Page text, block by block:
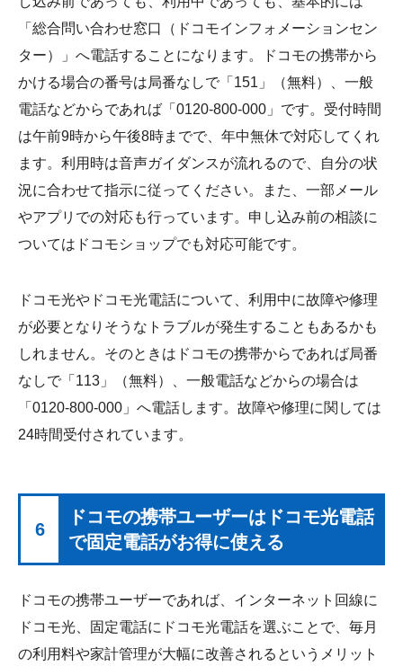
「総合問い合わせ窓口（ドコモインフォメーションセン
ター）」へ電話することになります。ドコモの携帯から
かける場合の番号は局番なしで「151」（無料）、一般
電話などからであれば「0120-800-000」です。受付時間
は午前9時から午後8時までで、年中無休で対応してくれ
ます。利用時は音声ガイダンスが流れるので、自分の状
況に合わせて指示に従ってください。また、一部メール
やアプリでの対応も行っています。申し込み前の相談に
ついてはドコモショップでも対応可能です。
ドコモ光やドコモ光電話について、利用中に故障や修理
が必要となりそうなトラブルが発生することもあるかも
しれません。そのときはドコモの携帯からであれば局番
なしで「113」（無料）、一般電話などからの場合は
「0120-800-000」へ電話します。故障や修理に関しては
24時間受付されています。
6
ドコモの携帯ユーザーはドコモ光電話
で固定電話がお得に使える
ドコモの携帯ユーザーであれば、インターネット回線に
ドコモ光、固定電話にドコモ光電話を選ぶことで、毎月
の利用料や家計管理が大幅に改善されるというメリット